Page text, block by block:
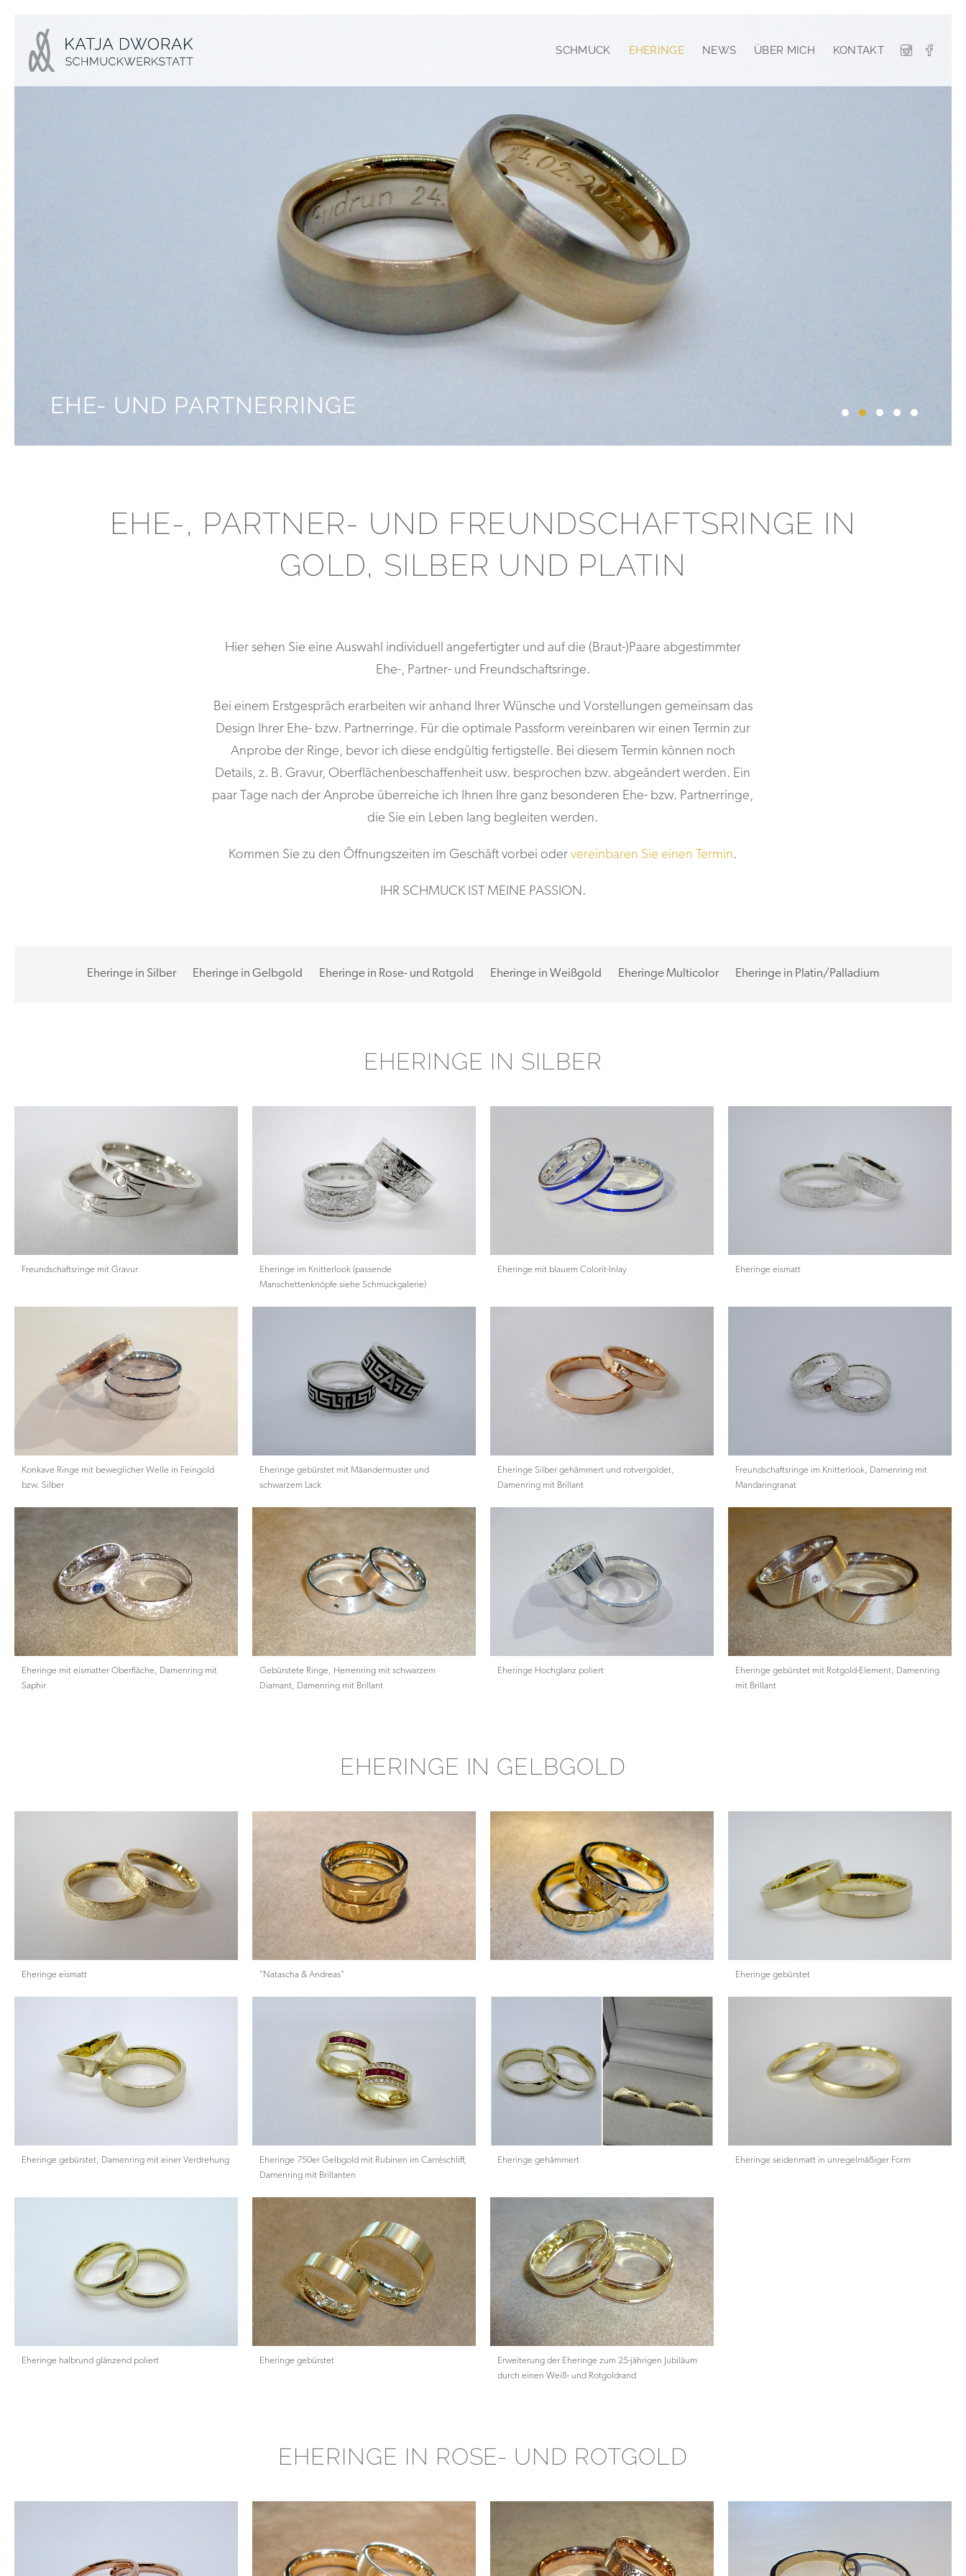
SCHMUCK EHERINGE NEWS ÜBER MICH KONTAKT
EHE- UND PARTNERRINGE
EHE-, PARTNER- UND FREUNDSCHAFTSRINGE IN
GOLD, SILBER UND PLATIN
Hier sehen Sie eine Auswahl individuell angefertigter und auf die (Braut-)Paare abgestimmter
Ehe-, Partner- und Freundschaftsringe.
Bei einem Erstgespräch erarbeiten wir anhand Ihrer Wünsche und Vorstellungen gemeinsam das
Design Ihrer Ehe- bzw. Partnerringe. Für die optimale Passform vereinbaren wir einen Termin zur
Anprobe der Ringe, bevor ich diese endgültig fertigstelle. Bei diesem Termin können noch
Details, z. B. Gravur, Oberflächenbeschaffenheit usw. besprochen bzw. abgeändert werden. Ein
paar Tage nach der Anprobe überreiche ich Ihnen Ihre ganz besonderen Ehe- bzw. Partnerringe,
die Sie ein Leben lang begleiten werden.
Kommen Sie zu den Öffnungszeiten im Geschäft vorbei odervereinbaren Sie einen Termin.
IHR SCHMUCK IST MEINE PASSION.
Eheringe in Silber Eheringe in Gelbgold Eheringe in Rose- und Rotgold Eheringe in Weißgold Eheringe Multicolor Eheringe in Platin/Palladium
EHERINGE IN SILBER
Freundschaftsringe mit Gravur
Eheringe im Knitterlook (passende
Manschettenknöpfe siehe Schmuckgalerie)
Eheringe mit blauem Colorit-Inlay Eheringe eismatt
Konkave Ringe mit beweglicher Welle in Feingold
bzw. Silber
Eheringe gebürstet mit Mäandermuster und
schwarzem Lack
Eheringe Silber gehämmert und rotvergoldet,
Damenring mit Brillant
Freundschaftsringe im Knitterlook, Damenring mit
Mandaringranat
Eheringe mit eismatter Oberfläche, Damenring mit
Saphir
Gebürstete Ringe, Herrenring mit schwarzem
Diamant, Damenring mit Brillant
Eheringe Hochglanz poliert
Eheringe gebürstet mit Rotgold-Element, Damenring
mit Brillant
EHERINGE IN GELBGOLD
Eheringe eismatt "Natascha & Andreas" Eheringe gebürstet
Eheringe gebürstet, Damenring mit einer Verdrehung
Eheringe 750er Gelbgold mit Rubinen im Carréschliff,
Damenring mit Brillanten
Eheringe gehämmert Eheringe seidenmatt in unregelmäßiger Form
Eheringe halbrund glänzend poliert Eheringe gebürstet
Erweiterung der Eheringe zum 25-jährigen Jubiläum
durch einen Weiß- und Rotgoldrand
EHERINGE IN ROSE- UND ROTGOLD